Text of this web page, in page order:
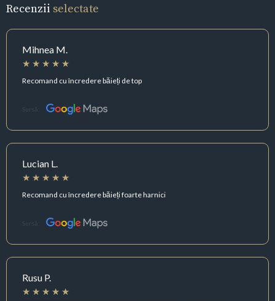
Recenzii selectate
Mihnea M.
Recomand cu încredere băieți de top
Sursă:
Lucian L.
Recomand cu încredere băieți foarte harnici
Sursă:
Rusu P.